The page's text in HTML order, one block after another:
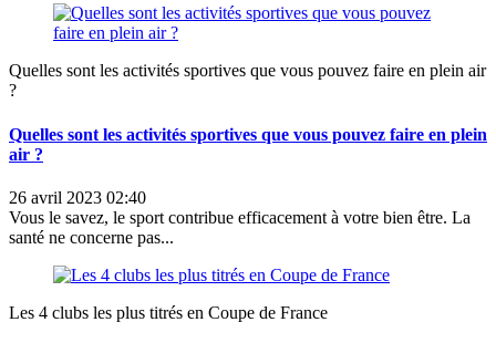
Quelles sont les activités sportives que vous pouvez faire en plein air
?
Quelles sont les activités sportives que vous pouvez faire en plein
air ?
26 avril 2023 02:40
Vous le savez, le sport contribue efficacement à votre bien être. La
santé ne concerne pas...
Les 4 clubs les plus titrés en Coupe de France